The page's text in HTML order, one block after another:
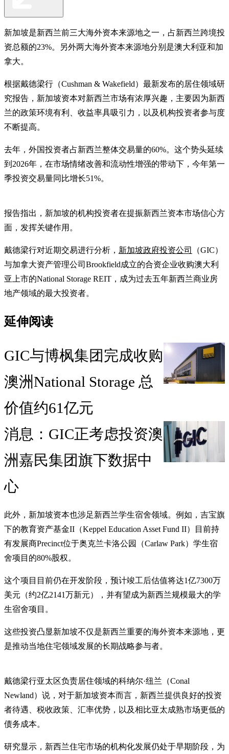
新加坡是新西兰前三大海外资本来源地之一，占新西兰跨境投
资总额的23%。另外两大海外资本来源地分别是澳大利亚和加
拿大。
根据戴德梁行（Cushman & Wakefield）最新发布的居住领域研
究报告，新加坡资本对新西兰市场有浓厚兴趣，主要因为新西
兰的政策环境有利、收益率具吸引力，以及机构投资者参与度
不断提高。
去年，外国投资者占新西兰整体交易量的60%。这个势头延续
到2026年，在市场情绪改善和流动性增强的带动下，今年第一
季投资交易量同比增长51%。
报告指出，新加坡的机构投资者在提振新西兰资本市场信心方
面，发挥关键作用。
戴德梁行对近期交易进行分析， 新加坡政府投资公司
（GIC）
与加拿大资产管理公司Brookfield成立的合资企业收购澳大利
亚上市的National Storage REIT，成为过去五年新西兰商业房
地产领域的最大投资者。
延伸阅读
GIC与博枫集团完成收购
澳洲National Storage 总
价值约61亿元
消息：GIC正考虑投资澳
洲嘉民集团旗下数据中
心
此外，新加坡资本也涉足新西兰学生宿舍领域。例如，吉宝旗
下的教育资产基金II（Keppel Education Asset Fund II）目前持
有发展商Precinct位于奥克兰卡洛公园（Carlaw Park）学生宿
舍项目的80%股权。
这个项目目前仍在开发阶段，预计竣工后估值将达1亿7300万
美元（约2亿2141万新元），并有望成为新西兰规模最大的学
生宿舍项目。
这些投资凸显新加坡不仅是新西兰重要的海外资本来源地，更
是推动当地住宅领域发展的长期战略参与者。
戴德梁行亚太区负责居住领域的科纳尔·纽兰（Conal
Newland）说，对于新加坡资本而言，新西兰提供良好的投资
者待遇、税收政策、汇率优势，以及相比亚太成熟市场更低的
债务成本。
研究显示，新西兰住宅市场的机构化发展仍处于早期阶段，为